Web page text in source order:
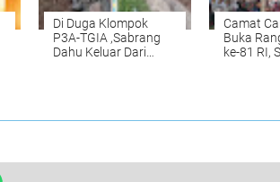
Di Duga Klompok
P3A-TGIA ,Sabrang
Dahu Keluar Dari
Camat
Buka
ke-81 RI,